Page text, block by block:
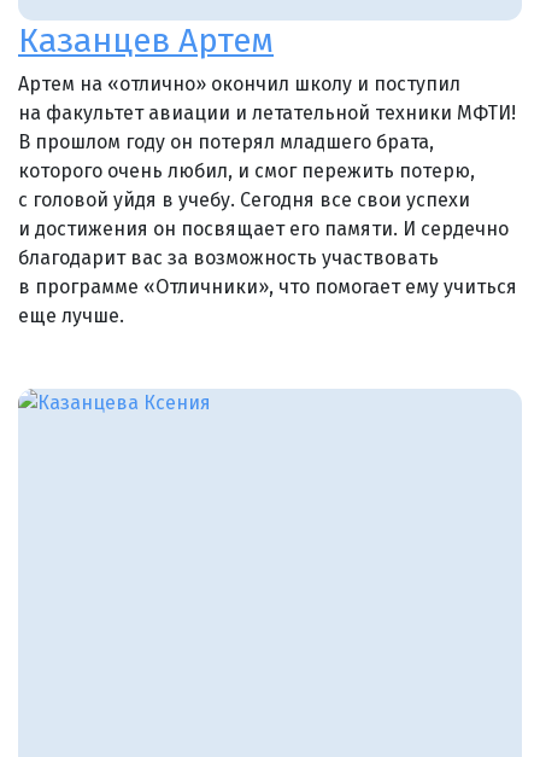
Казанцев Артем
Артем на «отлично» окончил школу и поступил
на факультет авиации и летательной техники МФТИ!
В прошлом году он потерял младшего брата,
которого очень любил, и смог пережить потерю,
с головой уйдя в учебу. Сегодня все свои успехи
и достижения он посвящает его памяти. И сердечно
благодарит вас за возможность участвовать
в программе «Отличники», что помогает ему учиться
еще лучше.